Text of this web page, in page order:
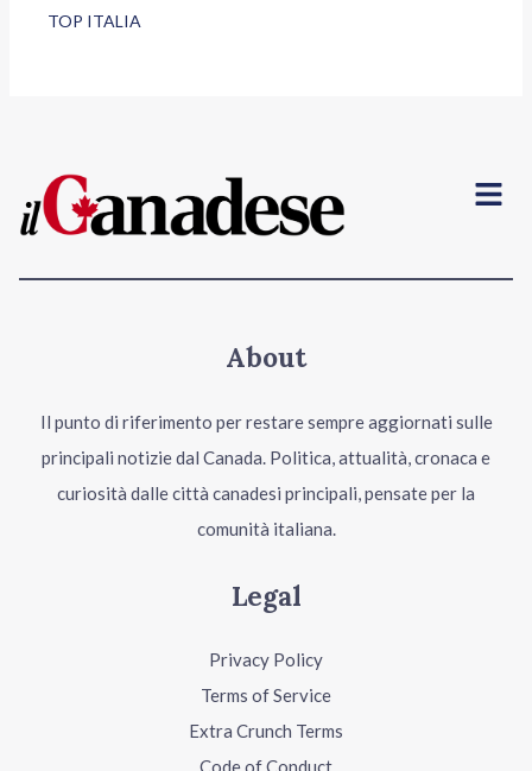
TOP ITALIA
Menu
About
Il punto di riferimento per restare sempre aggiornati sulle
principali notizie dal Canada. Politica, attualità, cronaca e
curiosità dalle città canadesi principali, pensate per la
comunità italiana.
Legal
Privacy Policy
Terms of Service
Extra Crunch Terms
Code of Conduct